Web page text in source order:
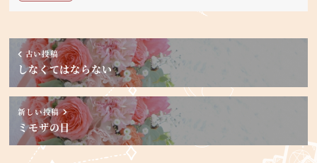
古い投稿
しなくてはならない
新しい投稿
ミモザの日